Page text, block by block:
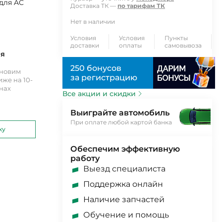
AC
на 10-
Доставка ТК — по тарифам ТК
Нет в наличии
Условия
доставки
Условия
оплаты
Пункты
самовывоза
250 бонусов
за регистрацию
Все акции и скидки
Выиграйте автомобиль
При оплате любой картой банка
Обеспечим эффективную
работу
Выезд специалиста
Поддержка онлайн
Наличие запчастей
Обучение и помощь